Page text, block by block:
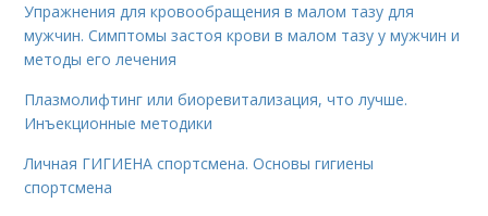
Упражнения для кровообращения в малом тазу для
мужчин. Симптомы застоя крови в малом тазу у мужчин и
методы его лечения
Плазмолифтинг или биоревитализация, что лучше.
Инъекционные методики
Личная ГИГИЕНА спортсмена. Основы гигиены
спортсмена